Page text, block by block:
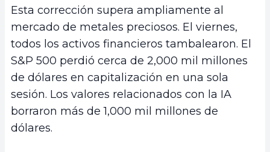
Esta corrección supera ampliamente al
mercado de metales preciosos. El viernes,
todos los activos financieros tambalearon. El
S&P 500 perdió cerca de 2,000 mil millones
de dólares en capitalización en una sola
sesión. Los valores relacionados con la IA
borraron más de 1,000 mil millones de
dólares.